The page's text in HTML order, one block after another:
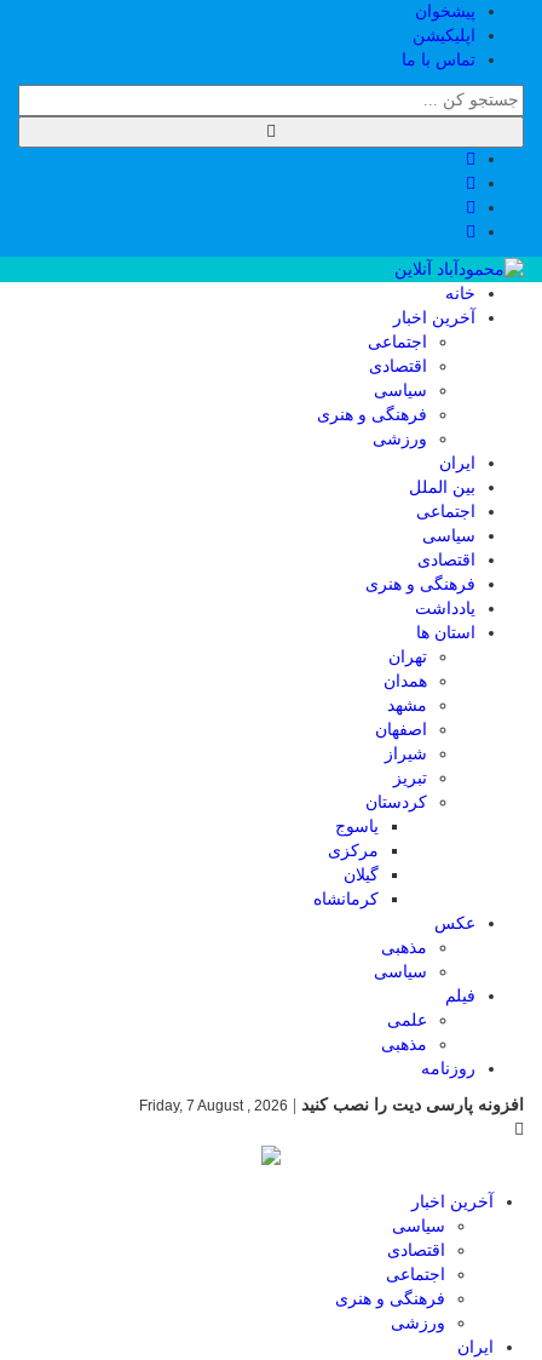
پیشخوان
اپلیکیشن
تماس با ما
خانه
آخرین اخبار
اجتماعی
اقتصادی
سیاسی
فرهنگی و هنری
ورزشی
ایران
بین الملل
اجتماعی
سیاسی
اقتصادی
فرهنگی و هنری
یادداشت
استان ها
تهران
همدان
مشهد
اصفهان
شیراز
تبریز
کردستان
یاسوج
مرکزی
گیلان
کرمانشاه
عکس
مذهبی
سیاسی
فیلم
علمی
مذهبی
روزنامه
افزونه پارسی دیت را نصب کنید
Friday, 7 August , 2026
آخرین اخبار
سیاسی
اقتصادی
اجتماعی
فرهنگی و هنری
ورزشی
ایران